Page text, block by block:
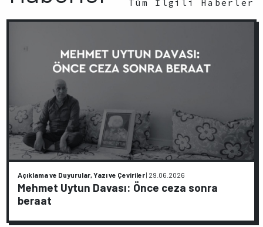
Tüm İlgili Haberler
Açıklama ve Duyurular, Yazı ve Çeviriler| 29.06.2026
Mehmet Uytun Davası: Önce ceza sonra
beraat